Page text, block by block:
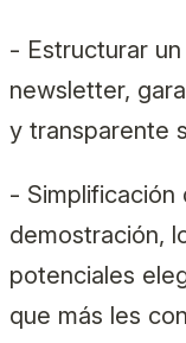
- Estructurar
newsletter,
y transparente
- Simplificación
demostración,
potenciales
que más les